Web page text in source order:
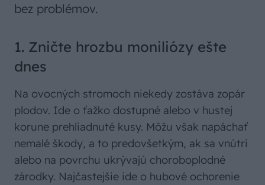
bez problémov.
1. Zničte hrozbu moniliózy ešte
dnes
Na ovocných stromoch niekedy zostáva zopár
plodov. Ide o ťažko dostupné alebo v hustej
korune prehliadnuté kusy. Môžu však napáchať
nemalé škody, a to predovšetkým, ak sa vnútri
alebo na povrchu ukrývajú choroboplodné
zárodky. Najčastejšie ide o hubové ochorenie